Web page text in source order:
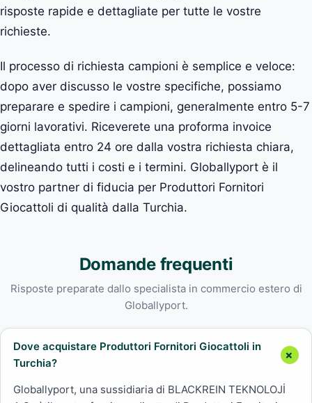
risposte rapide e dettagliate per tutte le vostre
richieste.
Il processo di richiesta campioni è semplice e veloce:
dopo aver discusso le vostre specifiche, possiamo
preparare e spedire i campioni, generalmente entro 5-7
giorni lavorativi. Riceverete una proforma invoice
dettagliata entro 24 ore dalla vostra richiesta chiara,
delineando tutti i costi e i termini. Globallyport è il
vostro partner di fiducia per Produttori Fornitori
Giocattoli di qualità dalla Turchia.
Domande frequenti
Risposte preparate dallo specialista in commercio estero di
Globallyport.
Dove acquistare Produttori Fornitori Giocattoli in
Turchia?
Globallyport, una sussidiaria di BLACKREIN TEKNOLOJİ